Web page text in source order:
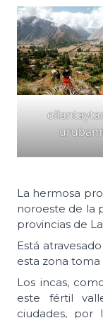
La hermosa
noroeste de la
provincias de
Está
esta zona
Los incas,
este fértil
ciudades,